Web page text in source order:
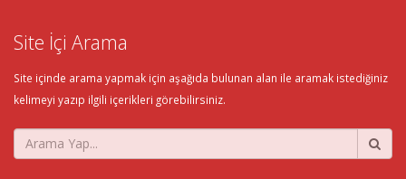
Site İçi Arama
Site içinde arama yapmak için aşağıda bulunan alan ile aramak istediğiniz
kelimeyi yazıp ilgili içerikleri görebilirsiniz.